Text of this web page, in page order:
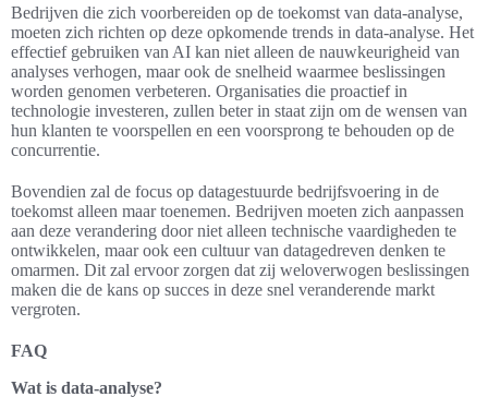
Bedrijven die zich voorbereiden op de toekomst van data-analyse,
moeten zich richten op deze opkomende trends in data-analyse. Het
effectief gebruiken van AI kan niet alleen de nauwkeurigheid van
analyses verhogen, maar ook de snelheid waarmee beslissingen
worden genomen verbeteren. Organisaties die proactief in
technologie investeren, zullen beter in staat zijn om de wensen van
hun klanten te voorspellen en een voorsprong te behouden op de
concurrentie.
Bovendien zal de focus op datagestuurde bedrijfsvoering in de
toekomst alleen maar toenemen. Bedrijven moeten zich aanpassen
aan deze verandering door niet alleen technische vaardigheden te
ontwikkelen, maar ook een cultuur van datagedreven denken te
omarmen. Dit zal ervoor zorgen dat zij weloverwogen beslissingen
maken die de kans op succes in deze snel veranderende markt
vergroten.
FAQ
Wat is data-analyse?